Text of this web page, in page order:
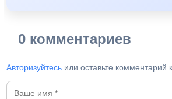
0 комментариев
Авторизуйтесь или оставьте комментарий